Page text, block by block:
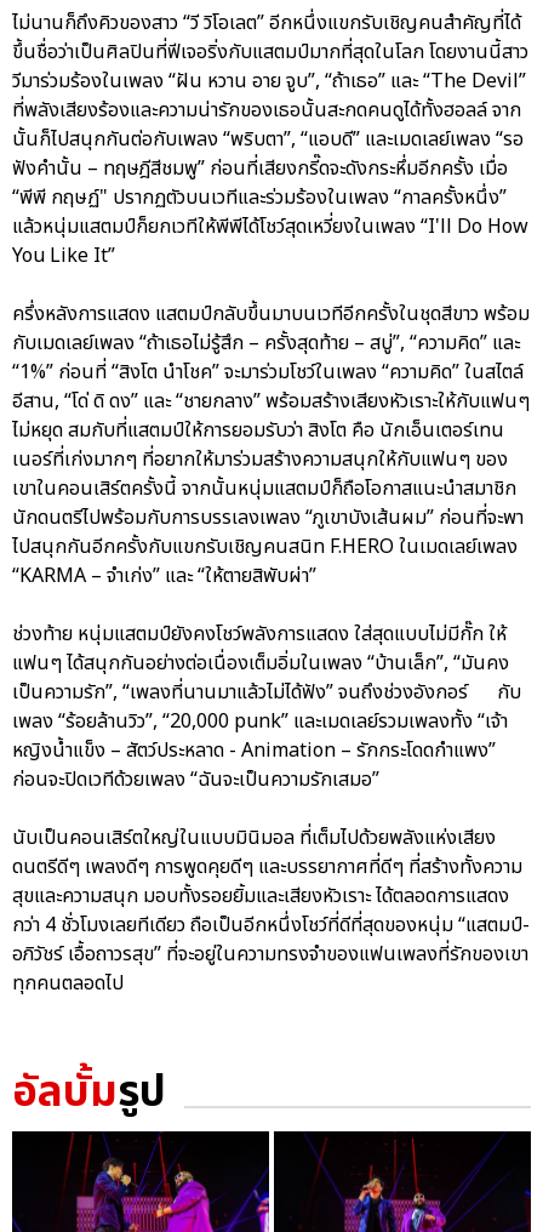
ไม่นานก็ถึงคิวของสาว “วี วิโอเลต” อีกหนึ่งแขกรับเชิญคนสำคัญที่ได้
ขึ้นชื่อว่าเป็นศิลปินที่ฟีเจอริ่งกับแสตมป์มากที่สุดในโลก โดยงานนี้สาว
วีมาร่วมร้องในเพลง “ฝัน หวาน อาย จูบ”, “ถ้าเธอ” และ “The Devil”
ที่พลังเสียงร้องและความน่ารักของเธอนั้นสะกดคนดูได้ทั้งฮอลล์ จาก
นั้นก็ไปสนุกกันต่อกับเพลง “พริบตา”, “แอบดี” และเมดเลย์เพลง “รอ
ฟังคำนั้น – ทฤษฎีสีชมพู” ก่อนที่เสียงกรี๊ดจะดังกระหึ่มอีกครั้ง เมื่อ
“พีพี กฤษฏ์" ปรากฏตัวบนเวทีและร่วมร้องในเพลง “กาลครั้งหนึ่ง”
แล้วหนุ่มแสตมป์ก็ยกเวทีให้พีพีได้โชว์สุดเหวี่ยงในเพลง “I'll Do How
You Like It”
ครึ่งหลังการแสดง แสตมป์กลับขึ้นมาบนเวทีอีกครั้งในชุดสีขาว พร้อม
กับเมดเลย์เพลง “ถ้าเธอไม่รู้สึก – ครั้งสุดท้าย – สบู่”, “ความคิด” และ
“1%” ก่อนที่ “สิงโต นำโชค” จะมาร่วมโชว์ในเพลง “ความคิด” ในสไตล์
อีสาน, “โด่ ดิ ดง” และ “ชายกลาง” พร้อมสร้างเสียงหัวเราะให้กับแฟนๆ
ไม่หยุด สมกับที่แสตมป์ให้การยอมรับว่า สิงโต คือ นักเอ็นเตอร์เทน
เนอร์ที่เก่งมากๆ ที่อยากให้มาร่วมสร้างความสนุกให้กับแฟนๆ ของ
เขาในคอนเสิร์ตครั้งนี้ จากนั้นหนุ่มแสตมป์ก็ถือโอกาสแนะนำสมาชิก
นักดนตรีไปพร้อมกับการบรรเลงเพลง “ภูเขาบังเส้นผม” ก่อนที่จะพา
ไปสนุกกันอีกครั้งกับแขกรับเชิญคนสนิท F.HERO ในเมดเลย์เพลง
“KARMA – จำเก่ง” และ “ให้ตายสิพับผ่า”
ช่วงท้าย หนุ่มแสตมป์ยังคงโชว์พลังการแสดง ใส่สุดแบบไม่มีกั๊ก ให้
แฟนๆ ได้สนุกกันอย่างต่อเนื่องเต็มอิ่มในเพลง “บ้านเล็ก”, “มันคง
เป็นความรัก”, “เพลงที่นานมาแล้วไม่ได้ฟัง” จนถึงช่วงอังกอร์ กับ
เพลง “ร้อยล้านวิว”, “20,000 punk” และเมดเลย์รวมเพลงทั้ง “เจ้า
หญิงน้ำแข็ง – สัตว์ประหลาด - Animation – รักกระโดดกำแพง”
ก่อนจะปิดเวทีด้วยเพลง “ฉันจะเป็นความรักเสมอ”
นับเป็นคอนเสิร์ตใหญ่ในแบบมินิมอล ที่เต็มไปด้วยพลังแห่งเสียง
ดนตรีดีๆ เพลงดีๆ การพูดคุยดีๆ และบรรยากาศที่ดีๆ ที่สร้างทั้งความ
สุขและความสนุก มอบทั้งรอยยิ้มและเสียงหัวเราะ ได้ตลอดการแสดง
กว่า 4 ชั่วโมงเลยทีเดียว ถือเป็นอีกหนึ่งโชว์ที่ดีที่สุดของหนุ่ม “แสตมป์-
อภิวัชร์ เอื้อถาวรสุข” ที่จะอยู่ในความทรงจำของแฟนเพลงที่รักของเขา
ทุกคนตลอดไป
อัลบั้มรูป